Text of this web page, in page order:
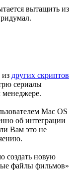
вытащить из
из других скриптов
сериалы
Mac OS
об интеграции
Вам это не
создать новую
файлы фильмов»